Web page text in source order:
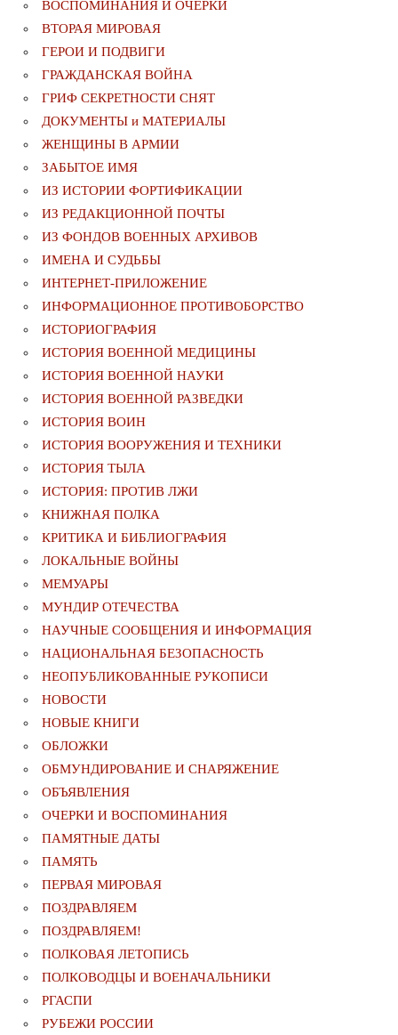
ВОСПОМИНАНИЯ И ОЧЕРКИ
ВТОРАЯ МИРОВАЯ
ГЕРОИ И ПОДВИГИ
ГРАЖДАНСКАЯ ВОЙНА
ГРИФ СЕКРЕТНОСТИ СНЯТ
ДОКУМЕНТЫ и МАТЕРИАЛЫ
ЖЕНЩИНЫ В АРМИИ
ЗАБЫТОЕ ИМЯ
ИЗ ИСТОРИИ ФОРТИФИКАЦИИ
ИЗ РЕДАКЦИОННОЙ ПОЧТЫ
ИЗ ФОНДОВ ВОЕННЫХ АРХИВОВ
ИМЕНА И СУДЬБЫ
ИНТЕРНЕТ-ПРИЛОЖЕНИЕ
ИНФОРМАЦИОННОЕ ПРОТИВОБОРСТВО
ИСТОРИОГРАФИЯ
ИСТОРИЯ ВОЕННОЙ МЕДИЦИНЫ
ИСТОРИЯ ВОЕННОЙ НАУКИ
ИСТОРИЯ ВОЕННОЙ РАЗВЕДКИ
ИСТОРИЯ ВОИН
ИСТОРИЯ ВООРУЖЕНИЯ И ТЕХНИКИ
ИСТОРИЯ ТЫЛА
ИСТОРИЯ: ПРОТИВ ЛЖИ
КНИЖНАЯ ПОЛКА
КРИТИКА И БИБЛИОГРАФИЯ
ЛОКАЛЬНЫЕ ВОЙНЫ
МЕМУАРЫ
МУНДИР ОТЕЧЕСТВА
НАУЧНЫЕ СООБЩЕНИЯ И ИНФОРМАЦИЯ
НАЦИОНАЛЬНАЯ БЕЗОПАСНОСТЬ
НЕОПУБЛИКОВАННЫЕ РУКОПИСИ
НОВОСТИ
НОВЫЕ КНИГИ
ОБЛОЖКИ
ОБМУНДИРОВАНИЕ И СНАРЯЖЕНИЕ
ОБЪЯВЛЕНИЯ
ОЧЕРКИ И ВОСПОМИНАНИЯ
ПАМЯТНЫЕ ДАТЫ
ПАМЯТЬ
ПЕРВАЯ МИРОВАЯ
ПОЗДРАВЛЯЕМ
ПОЗДРАВЛЯЕМ!
ПОЛКОВАЯ ЛЕТОПИСЬ
ПОЛКОВОДЦЫ И ВОЕНАЧАЛЬНИКИ
РГАСПИ
РУБЕЖИ РОССИИ